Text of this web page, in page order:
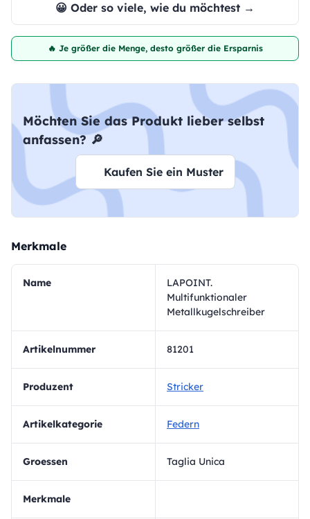
😀 Oder so viele, wie du möchtest →
🔥 Je größer die Menge, desto größer die Ersparnis
Möchten Sie das Produkt lieber selbst
anfassen? 🔎
Kaufen Sie ein Muster
Merkmale
Name
LAPOINT.
Multifunktionaler
Metallkugelschreiber
Artikelnummer 81201
Produzent Stricker
Artikelkategorie Federn
Groessen Taglia Unica
Merkmale